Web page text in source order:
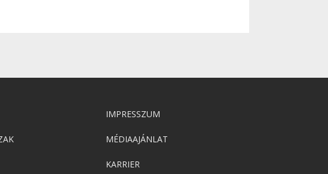
IMPRESSZUM
MÉDIAAJÁNLAT
KARRIER